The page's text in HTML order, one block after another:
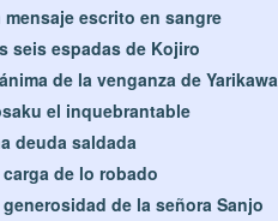
mensaje escrito en sangre
seis espadas de Kojiro
de la venganza de Yarikawa
el inquebrantable
deuda saldada
carga de lo robado
generosidad de la señora Sanjo